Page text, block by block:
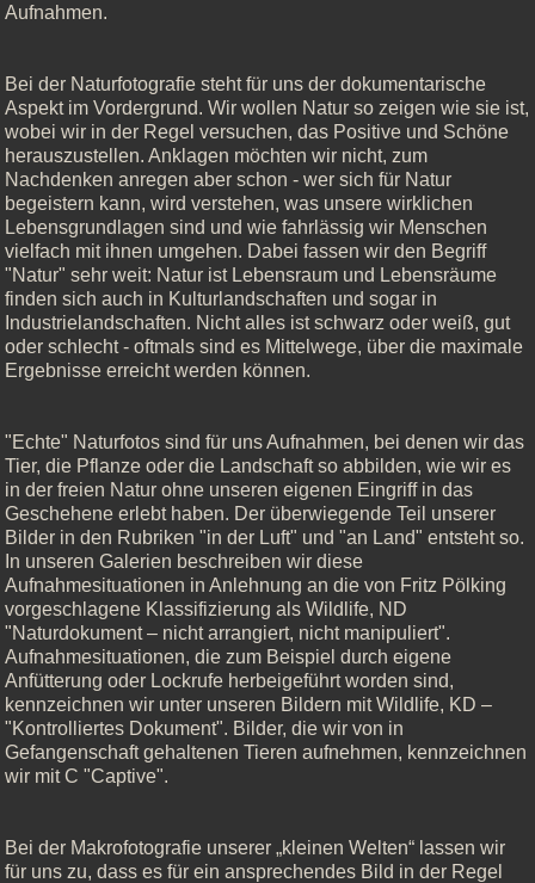
Aufnahmen.
Bei der Naturfotografie steht für uns der dokumentarische
Aspekt im Vordergrund. Wir wollen Natur so zeigen wie sie ist,
wobei wir in der Regel versuchen, das Positive und Schöne
herauszustellen. Anklagen möchten wir nicht, zum
Nachdenken anregen aber schon - wer sich für Natur
begeistern kann, wird verstehen, was unsere wirklichen
Lebensgrundlagen sind und wie fahrlässig wir Menschen
vielfach mit ihnen umgehen. Dabei fassen wir den Begriff
"Natur" sehr weit: Natur ist Lebensraum und Lebensräume
finden sich auch in Kulturlandschaften und sogar in
Industrielandschaften. Nicht alles ist schwarz oder weiß, gut
oder schlecht - oftmals sind es Mittelwege, über die maximale
Ergebnisse erreicht werden können.
"Echte" Naturfotos sind für uns Aufnahmen, bei denen wir das
Tier, die Pflanze oder die Landschaft so abbilden, wie wir es
in der freien Natur ohne unseren eigenen Eingriff in das
Geschehene erlebt haben. Der überwiegende Teil unserer
Bilder in den Rubriken "in der Luft" und "an Land" entsteht so.
In unseren Galerien beschreiben wir diese
Aufnahmesituationen in Anlehnung an die von Fritz Pölking
vorgeschlagene Klassifizierung als Wildlife, ND
"Naturdokument – nicht arrangiert, nicht manipuliert".
Aufnahmesituationen, die zum Beispiel durch eigene
Anfütterung oder Lockrufe herbeigeführt worden sind,
kennzeichnen wir unter unseren Bildern mit Wildlife, KD –
"Kontrolliertes Dokument". Bilder, die wir von in
Gefangenschaft gehaltenen Tieren aufnehmen, kennzeichnen
wir mit C "Captive".
Bei der Makrofotografie unserer „kleinen Welten“ lassen wir
für uns zu, dass es für ein ansprechendes Bild in der Regel